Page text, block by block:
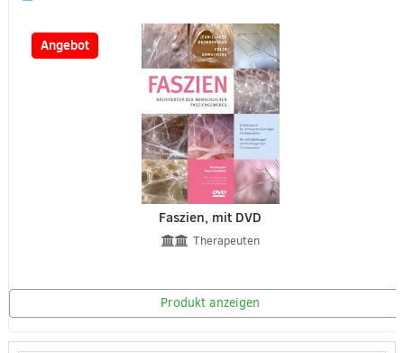
-30%
Angebot
Faszien, mit DVD
Therapeuten
Produkt anzeigen